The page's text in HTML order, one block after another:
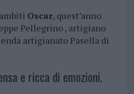
Oscar, quest’anno
Pellegrino , artigiano
artigianato Pasella di
e ricca di emozioni.